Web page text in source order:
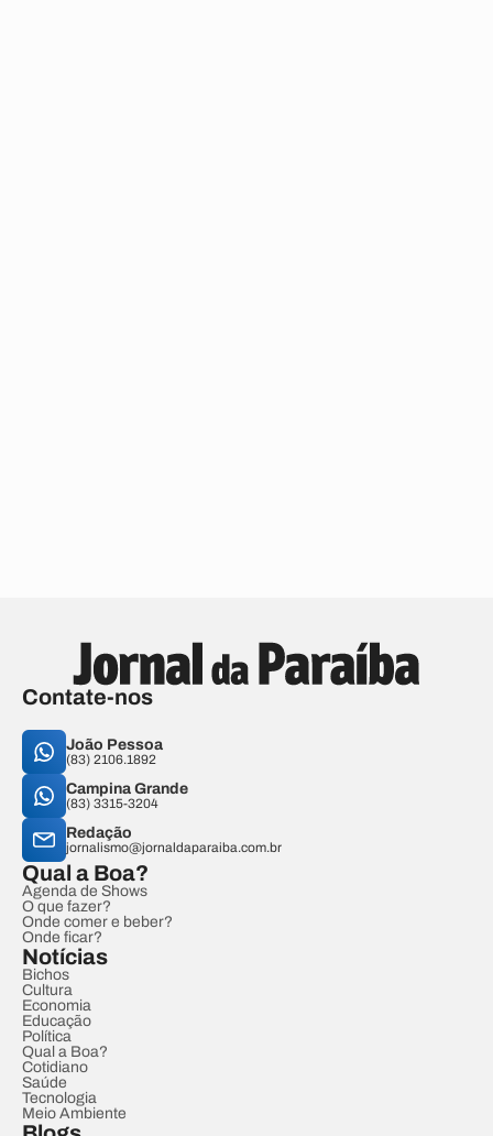
Contate-nos
João Pessoa
(83) 2106.1892
Campina Grande
(83) 3315-3204
Redação
jornalismo@jornaldaparaiba.com.br
Qual a Boa?
Agenda de Shows
O que fazer?
Onde comer e beber?
Onde ficar?
Notícias
Bichos
Cultura
Economia
Educação
Política
Qual a Boa?
Cotidiano
Saúde
Tecnologia
Meio Ambiente